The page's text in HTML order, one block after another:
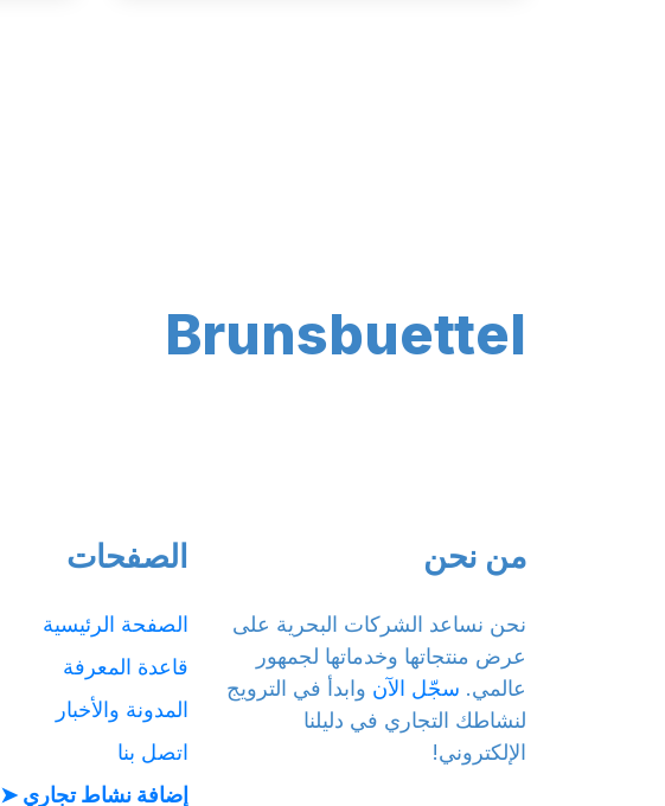
Brunsbuettel
من نحن
نحن نساعد الشركات البحرية على
عرض منتجاتها وخدماتها لجمهور
عالمي. سجّل الآن وابدأ في الترويج
لنشاطك التجاري في دليلنا
الإلكتروني!
الصفحات
الصفحة الرئيسية
قاعدة المعرفة
المدونة والأخبار
اتصل بنا
إضافة نشاط تجاري ➤